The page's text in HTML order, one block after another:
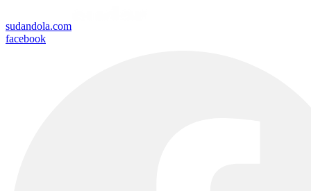
sudandola.com
facebook